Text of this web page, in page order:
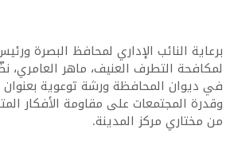
برعاية النائب الإداري لمحافظ البصرة
لمكافحة التطرف العنيف، ماهر العامري،
في ديوان المحافظة ورشة توعوية بعنوان
وقدرة المجتمعات على مقاومة الأفكار
من مختاري مركز المدينة.